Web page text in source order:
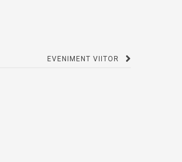
EVENIMENT VIITOR